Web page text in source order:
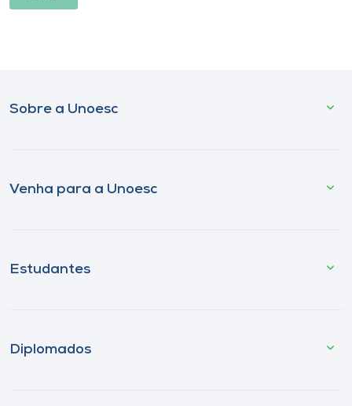
Sobre a Unoesc
Venha para a Unoesc
Estudantes
Diplomados